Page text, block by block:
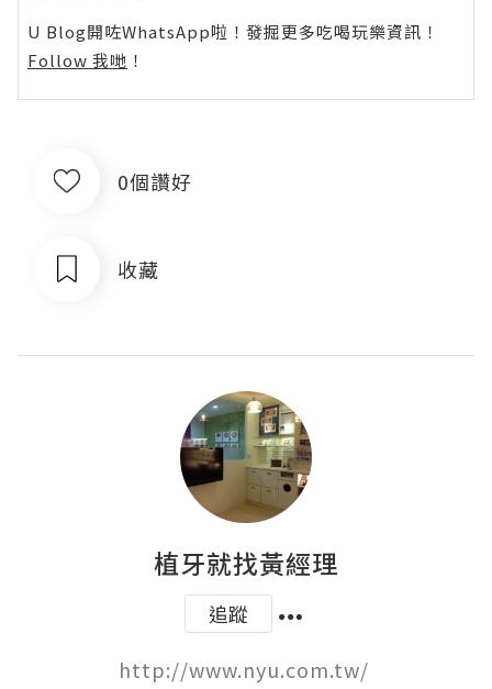
U Blog開咗WhatsApp啦！發掘更多吃喝玩樂資訊！
Follow 我哋 ！
0個讚好
收藏
植牙就找黃經理
追蹤
http://www.nyu.com.tw/